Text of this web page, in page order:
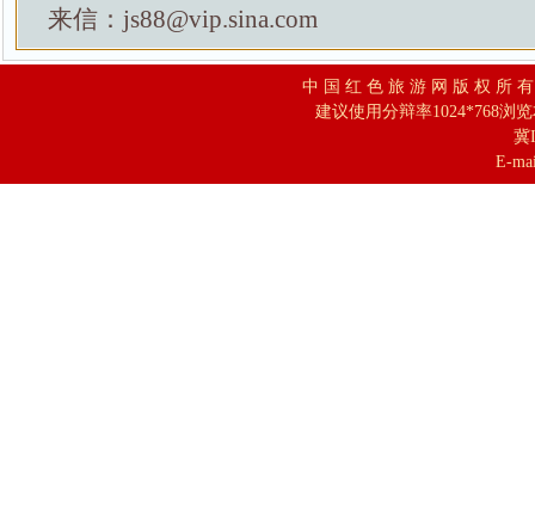
来信：js88@vip.sina.com
中 国 红 色 旅 游 网 版 权 所
建议使用分辩率1024*768浏
冀
E-